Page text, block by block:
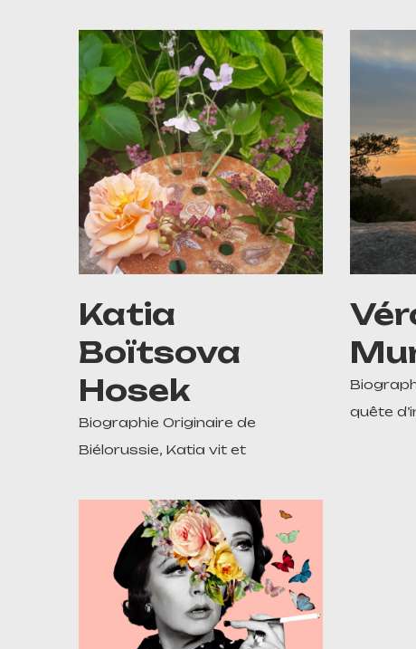
Katia
Boïtsova
Hosek
Biographie Originaire de
Biélorussie, Katia vit et
quête